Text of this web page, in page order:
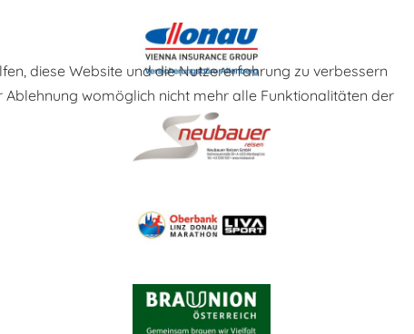
diese Website und die Nutzererfahrung zu verbessern
Ablehnung womöglich nicht mehr alle Funktionalitäten der